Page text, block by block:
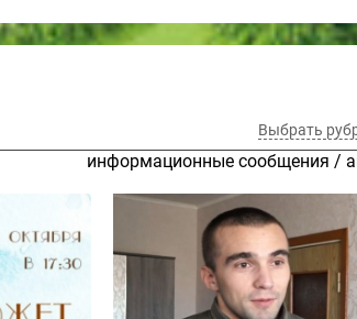
Выбрать
информационные сообщения /